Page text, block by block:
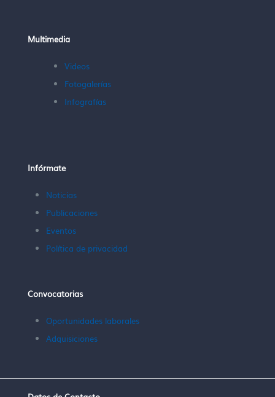
Multimedia
Videos
Fotogalerías
Infografías
Infórmate
Noticias
Publicaciones
Eventos
Política de privacidad
Convocatorias
Oportunidades laborales
Adquisiciones